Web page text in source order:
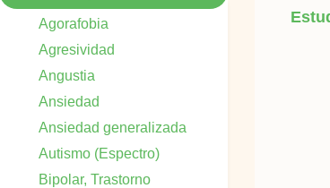
Agorafobia
Agresividad
Angustia
Ansiedad
Ansiedad generalizada
Autismo (Espectro)
Bipolar, Trastorno